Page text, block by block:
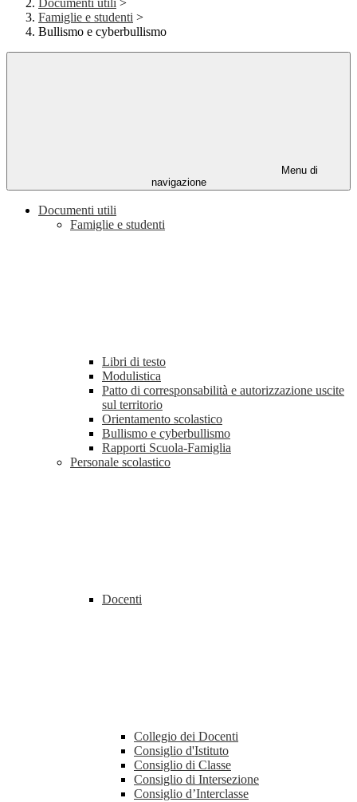
Documenti utili >
Famiglie e studenti >
Bullismo e cyberbullismo
Menu di
navigazione
Documenti utili
Famiglie e studenti
Libri di testo
Modulistica
Patto di corresponsabilità e autorizzazione uscite
sul territorio
Orientamento scolastico
Bullismo e cyberbullismo
Rapporti Scuola-Famiglia
Personale scolastico
Docenti
Collegio dei Docenti
Consiglio d'Istituto
Consiglio di Classe
Consiglio di Intersezione
Consiglio d’Interclasse